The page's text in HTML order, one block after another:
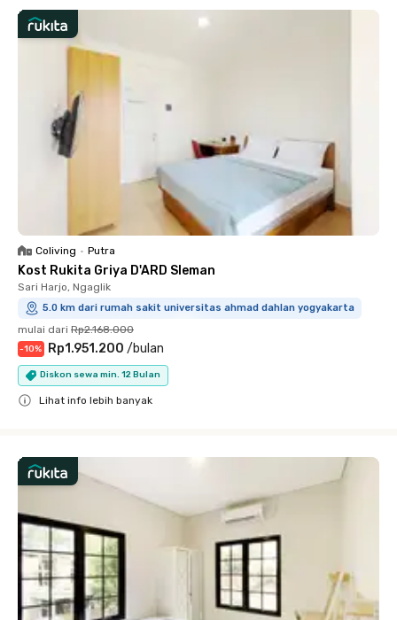
Coliving • Putra
Kost Rukita Griya D'ARD Sleman
Sari Harjo, Ngaglik
5.0 km dari rumah sakit universitas ahmad dahlan yogyakarta
mulai dari Rp2.168.000
-10% Rp1.951.200 /bulan
Diskon sewa min. 12 Bulan
Lihat info lebih banyak